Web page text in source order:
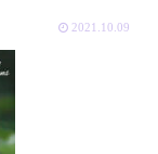
2021.10.09